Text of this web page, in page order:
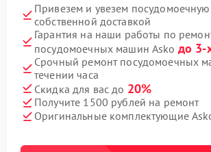
Привезем и увезем
собственной доставкой
Гарантия на наши работы по
посудомоечных машин Asko до 3-
Срочный ремонт посудомоечных
течении часа
Скидка для вас до 20%
Получите 1500 рублей на ремонт
Оригинальные комплектующие